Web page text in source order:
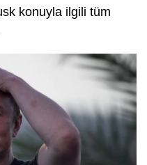
konuyla ilgili tüm